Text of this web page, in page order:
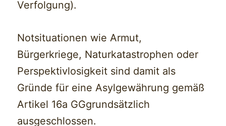
Verfolgung).
Notsituationen wie Armut,
Bürgerkriege, Naturkatastrophen oder
Perspektivlosigkeit sind damit als
Gründe für eine Asylgewährung gemäß
Artikel 16a GGgrundsätzlich
ausgeschlossen.